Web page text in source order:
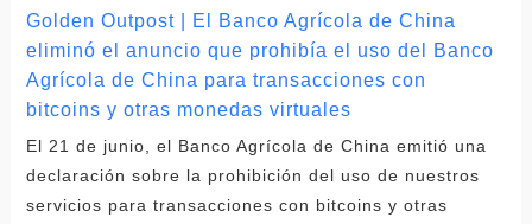
Golden Outpost | El Banco Agrícola de China
eliminó el anuncio que prohibía el uso del Banco
Agrícola de China para transacciones con
bitcoins y otras monedas virtuales
El 21 de junio, el Banco Agrícola de China emitió una
declaración sobre la prohibición del uso de nuestros
servicios para transacciones con bitcoins y otras